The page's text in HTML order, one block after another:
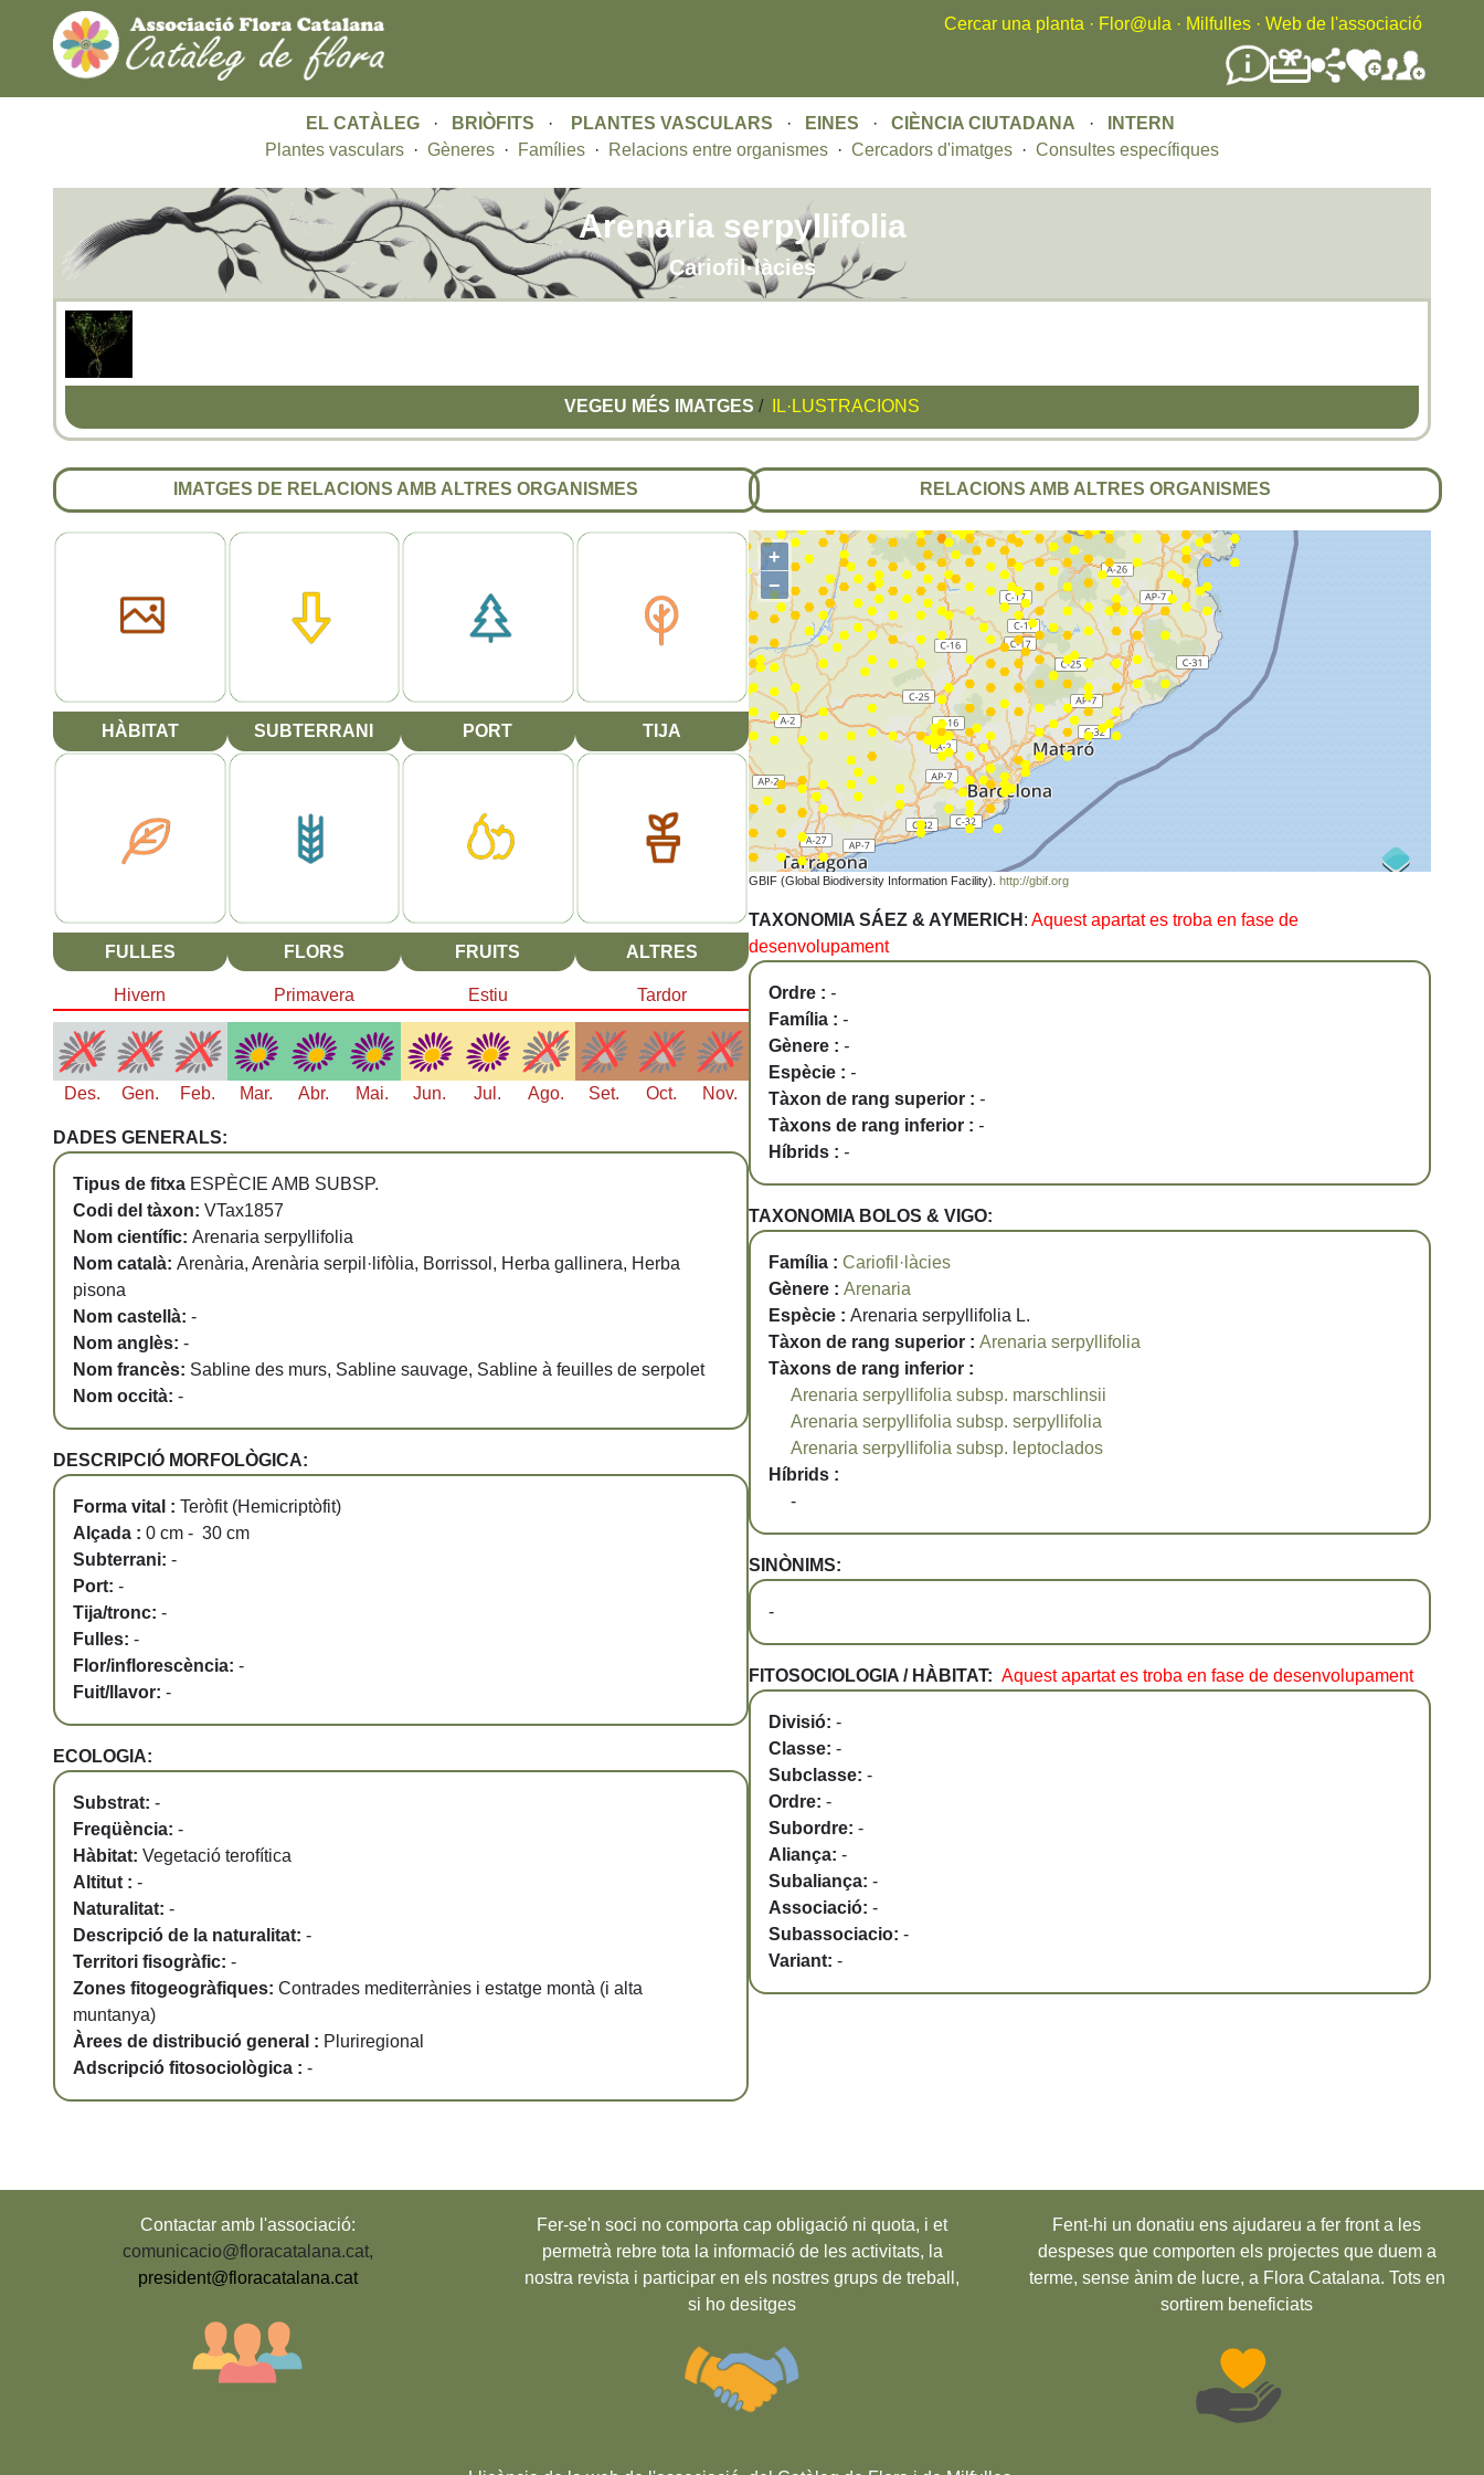
Cercar una planta · Flor@ula · Milfulles · Web de l'associació
EL CATÀLEG· BRIÒFITS · PLANTES VASCULARS · EINES · CIÈNCIA CIUTADANA ·
INTERN
Plantes vasculars · Gèneres · Famílies · Relacions entre organismes · Cercadors d'imatges · Consultes específiques
Arenaria serpyllifolia
Cariofil·làcies
VEGEU MÉS IMATGES / IL·LUSTRACIONS
IMATGES DE RELACIONS AMB ALTRES ORGANISMES
HÀBITAT SUBTERRANI PORT TIJA
FULLES FLORS FRUITS ALTRES
Hivern Primavera Estiu Tardor
Des. Gen. Feb. Mar. Abr. Mai. Jun. Jul. Ago. Set. Oct. Nov.
DADES GENERALS:
Tipus de fitxa ESPÈCIE AMB SUBSP.
Codi del tàxon: VTax1857
Nom científic: Arenaria serpyllifolia
Nom català: Arenària, Arenària serpil·lifòlia, Borrissol, Herba gallinera, Herba
pisona
Nom castellà: -
Nom anglès: -
Nom francès: Sabline des murs, Sabline sauvage, Sabline à feuilles de serpolet
Nom occità: -
DESCRIPCIÓ MORFOLÒGICA:
Forma vital : Teròfit (Hemicriptòfit)
Alçada : 0 cm - 30 cm
Subterrani: -
Port: -
Tija/tronc: -
Fulles: -
Flor/inflorescència: -
Fuit/llavor: -
ECOLOGIA:
Substrat: -
Freqüència: -
Hàbitat: Vegetació terofítica
Altitut : -
Naturalitat: -
Descripció de la naturalitat: -
Territori fisogràfic: -
Zones fitogeogràfiques: Contrades mediterrànies i estatge montà (i alta
muntanya)
Àrees de distribució general : Pluriregional
Adscripció fitosociològica : -
RELACIONS AMB ALTRES ORGANISMES
+
−
GBIF (Global Biodiversity Information Facility).http://gbif.org
TAXONOMIA SÁEZ & AYMERICH :Aquest apartat es troba en fase de
desenvolupament
Ordre : -
Família : -
Gènere : -
Espècie : -
Tàxon de rang superior : -
Tàxons de rang inferior : -
Híbrids : -
TAXONOMIA BOLOS & VIGO:
Família :Cariofil·làcies
Gènere :Arenaria
Espècie :Arenaria serpyllifolia L.
Tàxon de rang superior :Arenaria serpyllifolia
Tàxons de rang inferior :
Arenaria serpyllifolia subsp. marschlinsii
Arenaria serpyllifolia subsp. serpyllifolia
Arenaria serpyllifolia subsp. leptoclados
Híbrids :
-
SINÒNIMS:
-
FITOSOCIOLOGIA / HÀBITAT: Aquest apartat es troba en fase de desenvolupament
Divisió:-
Classe:-
Subclasse:-
Ordre:-
Subordre:-
Aliança:-
Subaliança:-
Associació:-
Subassociacio:-
Variant:-
Contactar amb l'associació:
comunicacio@floracatalana.cat,
president@floracatalana.cat
Fer-se'n soci no comporta cap obligació ni quota, i et
permetrà rebre tota la informació de les activitats, la
nostra revista i participar en els nostres grups de treball,
si ho desitges
Fent-hi un donatiu ens ajudareu a fer front a les
despeses que comporten els projectes que duem a
terme, sense ànim de lucre, a Flora Catalana. Tots en
sortirem beneficiats